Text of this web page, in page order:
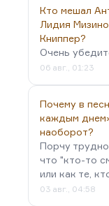
как-то и свой
советское
был, конечно,
писатель.
детстве очень
Я помню,
Лукьяновой
только
текстов из
Кто мешал
Лидия
Книппер?
Очень
06 авг., 01:23
Почему в
каждым
наоборот?
Порчу
что "кто-то
или как те,
03 авг., 04:58